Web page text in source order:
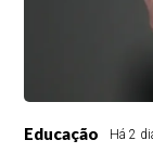
Educação Há 2